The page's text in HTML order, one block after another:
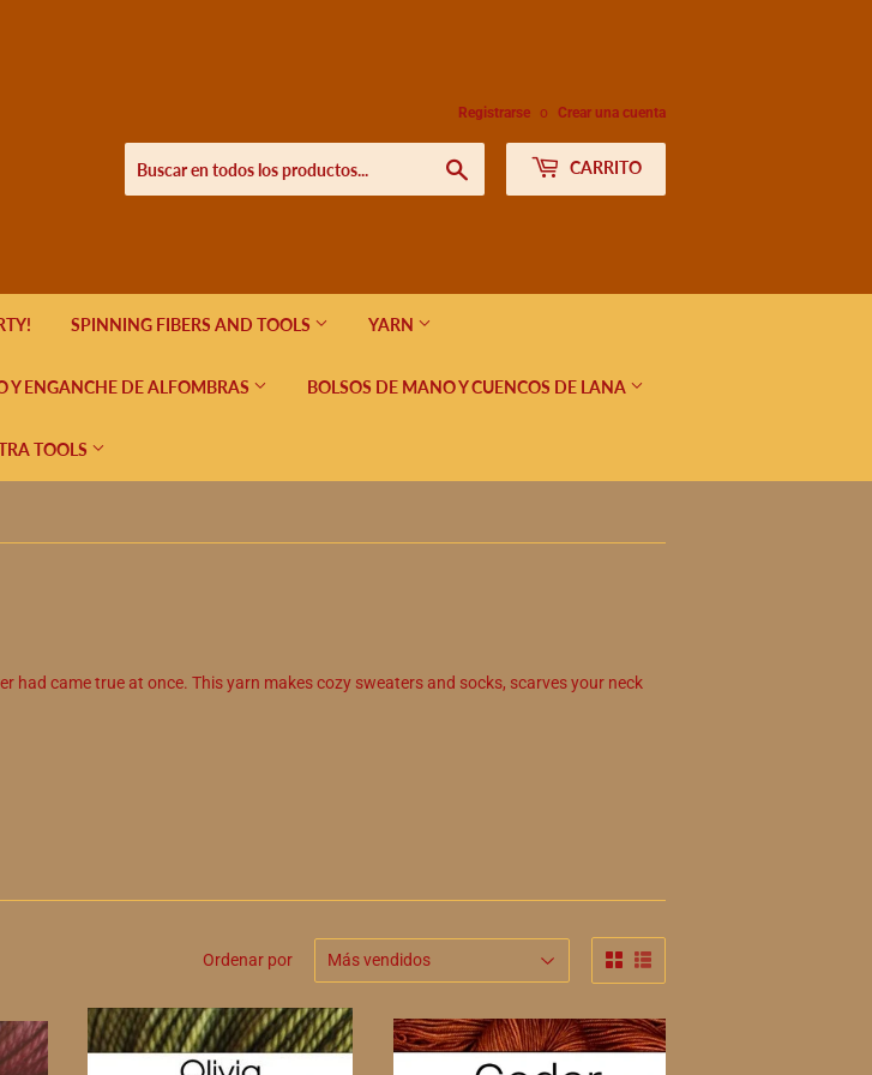
Registrarse o Crear una cuenta
CARRITO
SPINNING FIBERS AND TOOLS YARN
Y ENGANCHE DE ALFOMBRAS BOLSOS DE MANO Y CUENCOS DE LANA
TOOLS
had came true at once. This yarn makes cozy sweaters and socks, scarves your neck
Ordenar por